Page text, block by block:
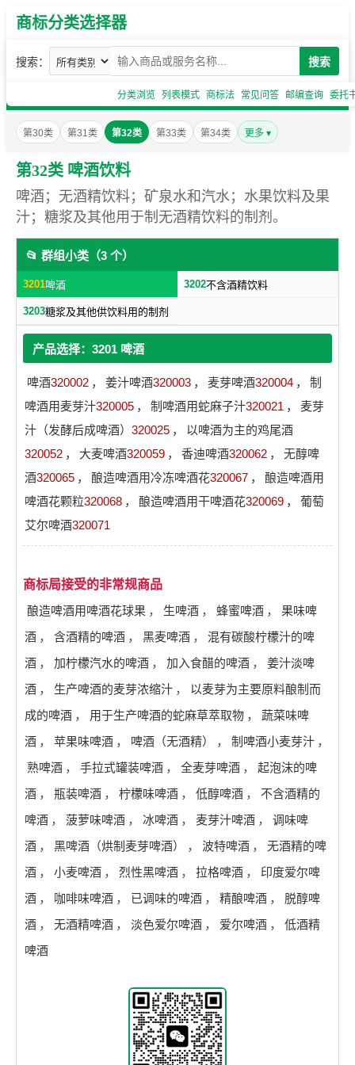
商标分类选择器
搜索： 搜索
分类浏览 列表模式 商标法 常见问答 邮编查询 委托
第30类 第31类 第32类 第33类 第34类 更多 ▾
第32类 啤酒饮料
啤酒；无酒精饮料；矿泉水和汽水；水果饮料及果
汁；糖浆及其他用于制无酒精饮料的制剂。
📂 群组小类（3 个）
3201啤酒 3202不含酒精饮料
3203糖浆及其他供饮料用的制剂
产品选择：3201 啤酒
啤酒320002 ， 姜汁啤酒320003 ， 麦芽啤酒320004 ，
制
啤酒用麦芽汁320005 ， 制啤酒用蛇麻子汁320021 ，
麦芽
汁（发酵后成啤酒） 320025 ，
以啤酒为主的鸡尾酒
320052 ， 大麦啤酒320059 ， 香迪啤酒320062 ，
无醇啤
酒320065 ， 酿造啤酒用冷冻啤酒花320067 ，
酿造啤酒用
啤酒花颗粒320068 ， 酿造啤酒用干啤酒花320069 ，
葡萄
艾尔啤酒320071
商标局接受的非常规商品
酿造啤酒用啤酒花球果 ， 生啤酒 ， 蜂蜜啤酒 ，
果味啤
酒 ， 含酒精的啤酒 ， 黑麦啤酒 ，
混有碳酸柠檬汁的啤
酒 ， 加柠檬汽水的啤酒 ， 加入食醋的啤酒 ，
姜汁淡啤
酒 ， 生产啤酒的麦芽浓缩汁 ，
以麦芽为主要原料酿制而
成的啤酒 ， 用于生产啤酒的蛇麻草萃取物 ，
蔬菜味啤
酒 ， 苹果味啤酒 ， 啤酒（无酒精） ， 制啤酒小麦芽汁 ，
熟啤酒 ， 手拉式罐装啤酒 ， 全麦芽啤酒 ，
起泡沫的啤
酒 ， 瓶装啤酒 ， 柠檬味啤酒 ， 低醇啤酒 ，
不含酒精的
啤酒 ， 菠萝味啤酒 ， 冰啤酒 ， 麦芽汁啤酒 ，
调味啤
酒 ， 黑啤酒（烘制麦芽啤酒） ， 波特啤酒 ，
无酒精的啤
酒 ， 小麦啤酒 ， 烈性黑啤酒 ， 拉格啤酒 ，
印度爱尔啤
酒 ， 咖啡味啤酒 ， 已调味的啤酒 ， 精酿啤酒 ，
脱醇啤
酒 ， 无酒精啤酒 ， 淡色爱尔啤酒 ， 爱尔啤酒 ，
低酒精
啤酒